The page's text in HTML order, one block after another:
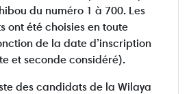
du numéro 1 à 700. Les
ont été choisies en toute
de la date d’inscription
et seconde considéré).
des candidats de la Wilaya